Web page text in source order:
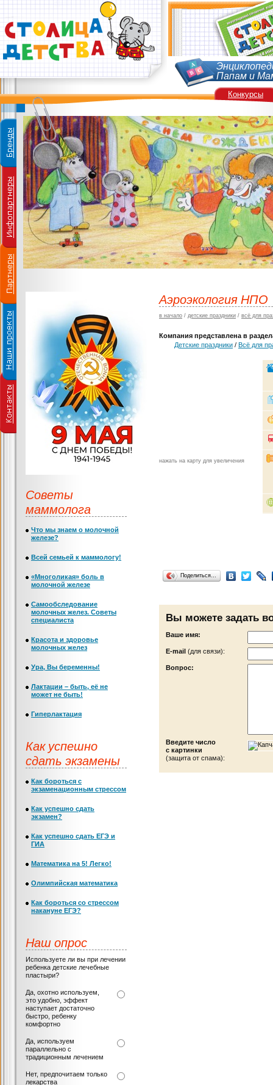
Папам и
Аэроэкология НПО
в начало / детские праздники / всё для
Компания представлена в
Детские праздники / Всё для
нажать на карту для увеличения
Поделиться…
Вы можете задать
Ваше имя:
Е-mail (для связи):
Вопрос:
Введите число
с картинки
(защита от спама):
Советы
маммолога
Что мы знаем о молочной
железе?
Всей семьей к маммологу!
«Многоликая» боль в
молочной железе
Самообследование
молочных желез. Советы
специалиста
Красота и здоровье
молочных желез
Ура, Вы беременны!
Лактации – быть, её не
может не быть!
Гиперлактация
Как успешно
сдать экзамены
Как бороться с
экзаменационным стрессом
Как успешно сдать
экзамен?
Как успешно сдать ЕГЭ и
ГИА
Математика на 5! Легко!
Олимпийская математика
Как бороться со стрессом
накануне ЕГЭ?
Наш опрос
Используете ли вы при лечении
ребенка детские лечебные
пластыри?
Да, охотно используем,
это удобно, эффект
наступает достаточно
быстро, ребенку
комфортно
Да, используем
параллельно с
традиционным лечением
Нет, предпочитаем только
лекарства
Конкурсы